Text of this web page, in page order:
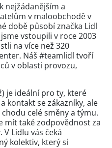
nejžádanějším a
v maloobchodě v
době působí značka Lidl
vstoupili v roce 2003
na více než 320
Náš #teamlidl tvoří
v oblasti provozu,
je ideální pro ty, které
kontakt se zákazníky, ale
celé směny a týmu.
mít také zodpovědnost za
Lidlu vás čeká
kolektiv, který si